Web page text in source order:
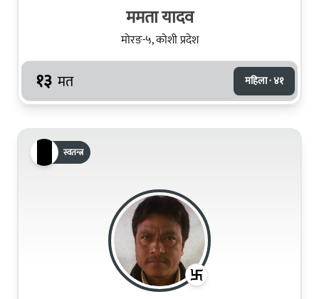
ममता यादव
मोरङ-५, कोशी प्रदेश
१३ मत महिला · ४१
स्वतन्त्र